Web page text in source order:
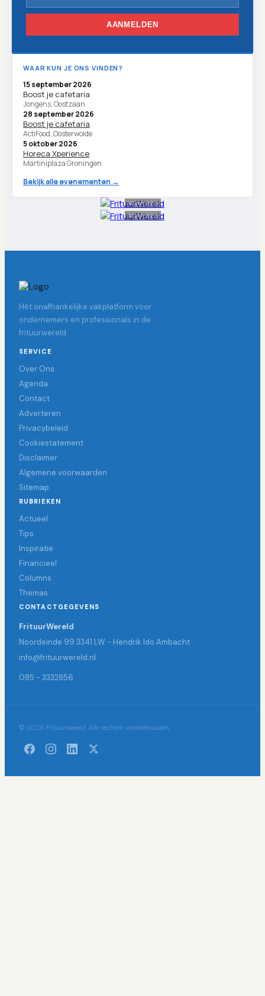
AANMELDEN
WAAR KUN JE ONS VINDEN?
15 september 2026
Boost je cafetaria
Jongens, Oostzaan
28 september 2026
Boost je cafetaria
ActiFood, Oosterwolde
5 oktober 2026
Horeca Xperience
Martiniplaza Groningen
Bekijk alle evenementen →
Advertentie
Advertentie
Hét onafhankelijke vakplatform voor
ondernemers en professionals in de
frituurwereld.
SERVICE
Over Ons
Agenda
Contact
Adverteren
Privacybeleid
Cookiestatement
Disclaimer
Algemene voorwaarden
Sitemap
RUBRIEKEN
Actueel
Tips
Inspiratie
Financieel
Columns
Themas
CONTACTGEGEVENS
FrituurWereld
Noordeinde 99 3341 LW - Hendrik Ido Ambacht
info@frituurwereld.nl
085 - 3332856
© 2026 Frituurwereld. Alle rechten voorbehouden.